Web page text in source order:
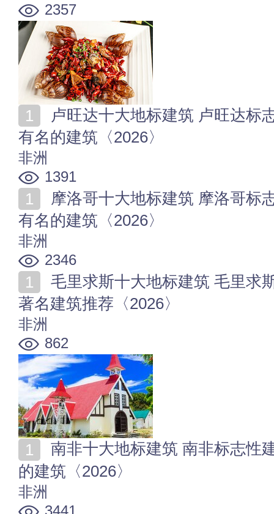
2357
有名的建筑〈2026〉
非洲
1391
有名的建筑〈2026〉
非洲
2346
著名建筑推荐〈2026〉
非洲
862
的建筑〈2026〉
非洲
3441